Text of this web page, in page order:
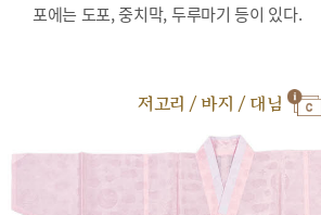
포에는 도포, 중치막, 두루마기 등이 있다.
저고리 / 바지 / 대님